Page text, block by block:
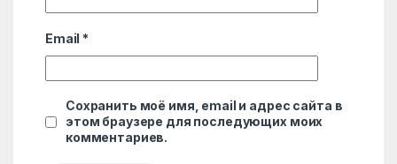
Email *
Сохранить моё имя, email и адрес сайта в
этом браузере для последующих моих
комментариев.